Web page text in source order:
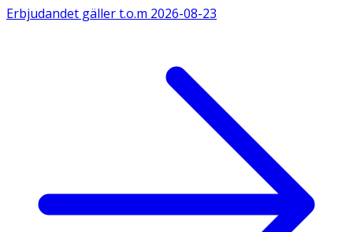
Erbjudandet gäller t.o.m 2026-08-23